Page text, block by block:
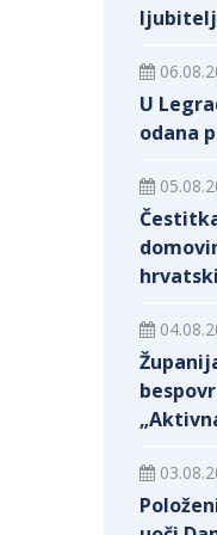
U
odana